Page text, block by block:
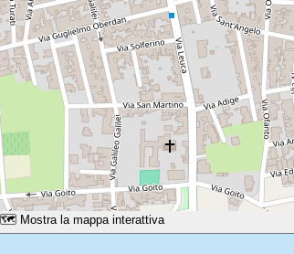
🗺️ Mostra la mappa interattiva